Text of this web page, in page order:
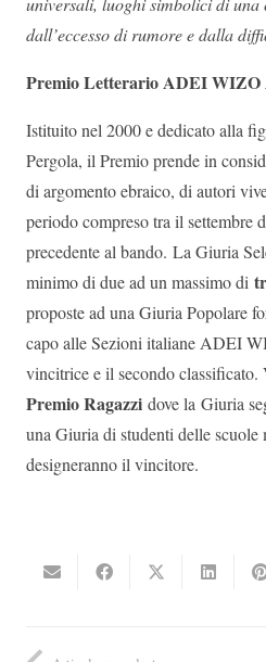
dall’eccesso di rumore e dalla
Premio Letterario ADEI WIZO
Istituito nel 2000 e dedicato alla
Pergola, il Premio prende in
di argomento ebraico, di autori
periodo compreso tra il settembre
precedente al bando. La Giuria
minimo di due ad un massimo di
proposte ad una Giuria Popolare
capo alle Sezioni italiane ADEI
vincitrice e il secondo classificato.
Premio Ragazzi dove la Giuria
una Giuria di studenti delle scuole
designeranno il vincitore.